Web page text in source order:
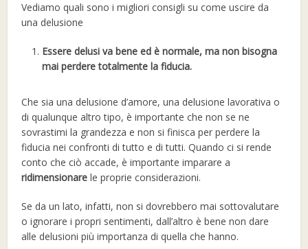
Vediamo quali sono i migliori consigli su come uscire da
una delusione
Essere delusi va bene ed è normale, ma non bisogna
mai perdere totalmente la fiducia.
Che sia una delusione d’amore, una delusione lavorativa o
di qualunque altro tipo, è importante che non se ne
sovrastimi la grandezza e non si finisca per perdere la
fiducia nei confronti di tutto e di tutti. Quando ci si rende
conto che ciò accade, è importante imparare a
ridimensionare le proprie considerazioni.
Se da un lato, infatti, non si dovrebbero mai sottovalutare
o ignorare i propri sentimenti, dall’altro è bene non dare
alle delusioni più importanza di quella che hanno.